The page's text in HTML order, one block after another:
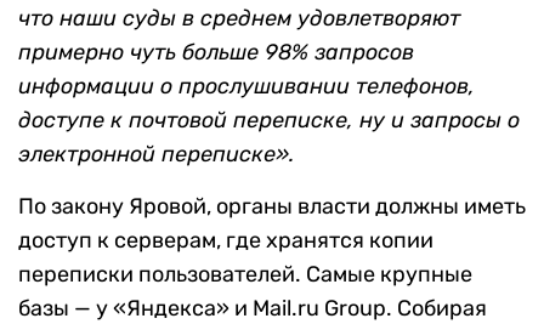
что наши суды в среднем удовлетворяют
примерно чуть больше 98% запросов
информации о прослушивании телефонов,
доступе к почтовой переписке, ну и запросы о
электронной переписке».
По закону Яровой, органы власти должны иметь
доступ к серверам, где хранятся копии
переписки пользователей. Самые крупные
базы — у «Яндекса» и Mail.ru Group. Собирая